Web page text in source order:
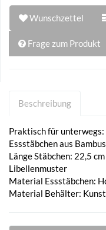
Wunschzettel
Frage zum Produkt
Beschreibung
Praktisch für unterwegs:
Essstäbchen aus
Länge Stäbchen: 22,5 cm
Libellenmuster
Material Essstäbchen:
Material Behälter: